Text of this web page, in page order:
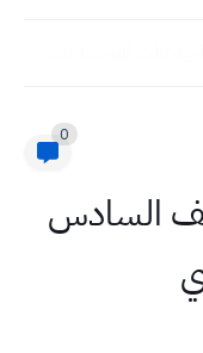
0
السادس